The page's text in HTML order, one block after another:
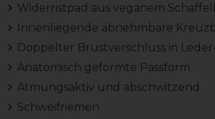
Widerristpad aus veganem Schaffell
Innenliegende abnehmbare
Doppelter Brustverschluss in
Anatomisch geformte Passform
Atmungsaktiv und abschwitzend
Schweifriemen